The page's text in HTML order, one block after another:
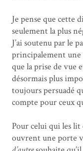
Je pense que cette
seulement la plus
J’ai soutenu par le
principalement une
que la prise de vue
désormais plus
toujours persuadé
compte pour ceux
Pour celui qui les lit
ouvrent une porte